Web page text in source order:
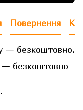
Повернення
— безкоштовно.
— безкоштовно